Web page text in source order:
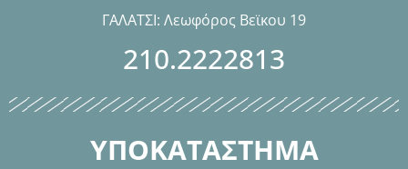
ΓΑΛΑΤΣΙ: Λεωφόρος Βεϊκου 19
210.2222813
ΥΠΟΚΑΤΑΣΤΗΜΑ